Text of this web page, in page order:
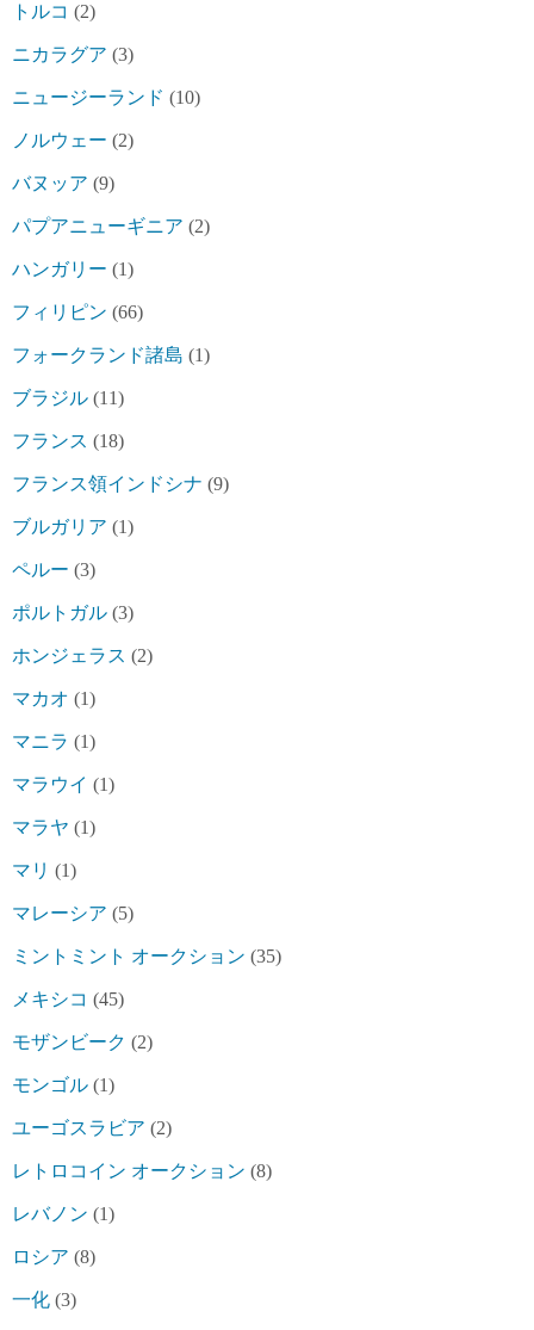
トルコ (2)
ニカラグア (3)
ニュージーランド (10)
ノルウェー (2)
バヌッア (9)
パプアニューギニア (2)
ハンガリー (1)
フィリピン (66)
フォークランド諸島 (1)
ブラジル (11)
フランス (18)
フランス領インドシナ (9)
ブルガリア (1)
ペルー (3)
ポルトガル (3)
ホンジェラス (2)
マカオ (1)
マニラ (1)
マラウイ (1)
マラヤ (1)
マリ (1)
マレーシア (5)
ミントミント オークション (35)
メキシコ (45)
モザンビーク (2)
モンゴル (1)
ユーゴスラビア (2)
レトロコイン オークション (8)
レバノン (1)
ロシア (8)
一化 (3)